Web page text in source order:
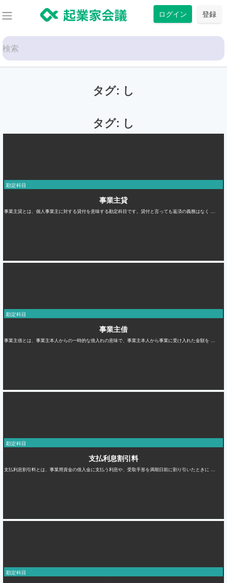
ン
テ
ン
プ
Search
for:
ログイン 登録
タグ: し
タグ: し
勘定科目
事業主貸
事業主貸とは、個人事業主に対する貸付を意味する勘定科目です。貸付と言っても返済の義務はなく ...
勘定科目
事業主借
事業主借とは、事業主本人からの一時的な借入れの意味で、事業主本人から事業に受け入れた金額を ...
勘定科目
支払利息割引料
支払利息割引料とは、事業用資金の借入金に支払う利息や、受取手形を満期日前に割り引いたときに ...
勘定科目